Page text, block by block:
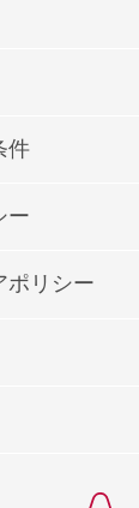
件
ー
ポリシー